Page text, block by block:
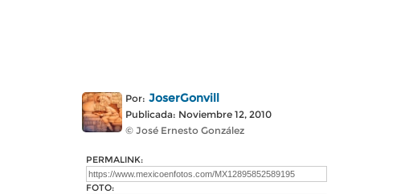
Por: JoserGonvill
Publicada: Noviembre 12, 2010
© José Ernesto González
PERMALINK:
FOTO: